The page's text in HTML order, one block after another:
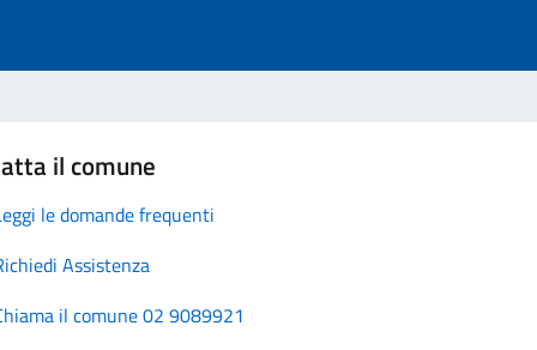
il comune
le domande frequenti
Assistenza
il comune 02 9089921